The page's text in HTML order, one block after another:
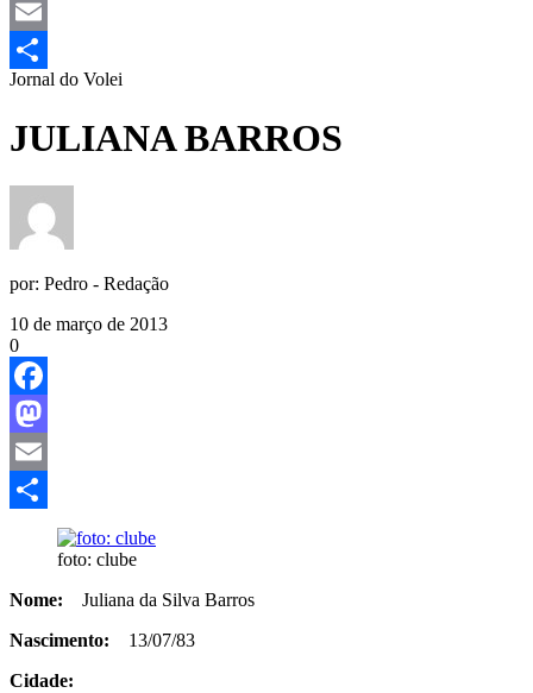
Mastodon
Email
Share
Jornal do Volei
JULIANA BARROS
por: Pedro - Redação
10 de março de 2013
0
Facebook
Mastodon
Email
foto: clube
Nome: Juliana da Silva Barros
Nascimento: 13/07/83
Cidade: